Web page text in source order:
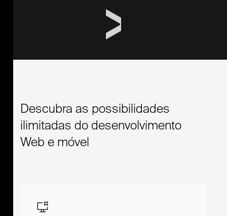
Descubra as possibilidades
ilimitadas do desenvolvimento
Web e móvel